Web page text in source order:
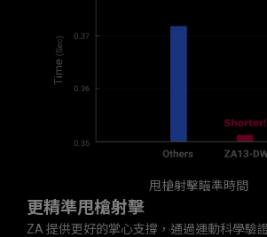
甩槍射擊瞄準時間
更精準甩槍射擊
ZA 提供更好的掌心支撐，通過運動科學驗